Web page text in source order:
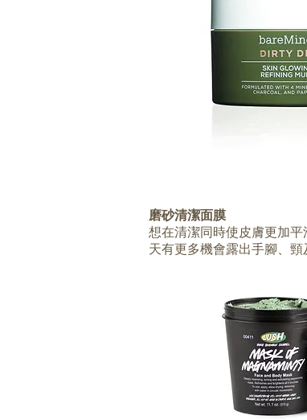
磨砂清潔面膜
想在清潔同時使皮膚更加
天有更多機會露出手腳、